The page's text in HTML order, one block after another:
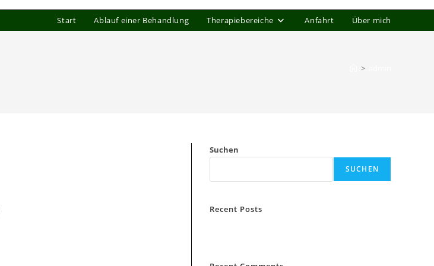
Start Ablauf einer Behandlung Therapiebereiche Anfahrt Über mich
>
Suchen
SUCHEN
Recent Posts